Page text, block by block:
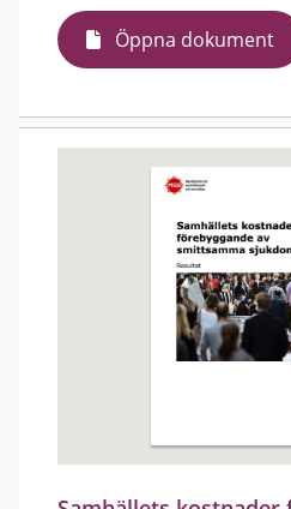
Öppna dokument